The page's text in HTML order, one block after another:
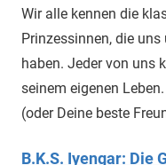
Wir alle kennen die
Prinzessinnen, die
haben. Jeder von uns
seinem eigenen
(oder Deine beste
B.K.S. Iyengar: Die